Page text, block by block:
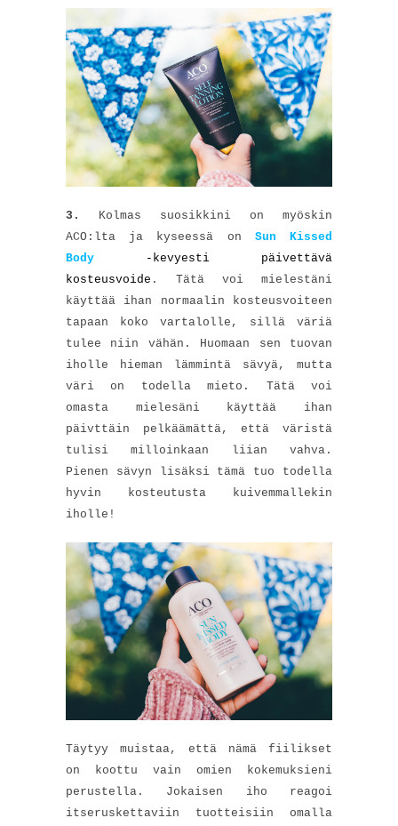
3.
Kolmas suosikkini on myöskin
ACO:lta ja kyseessä on Sun Kissed
Body
-kevyesti päivettävä
kosteusvoide . Tätä voi mielestäni
käyttää ihan normaalin kosteusvoiteen
tapaan koko vartalolle, sillä väriä
tulee niin vähän. Huomaan sen tuovan
iholle hieman lämmintä sävyä, mutta
väri on todella mieto. Tätä voi
omasta mielesäni käyttää ihan
päivttäin pelkäämättä, että väristä
tulisi milloinkaan liian vahva.
Pienen sävyn lisäksi tämä tuo todella
hyvin kosteutusta kuivemmallekin
iholle!
Täytyy muistaa, että nämä fiilikset
on koottu vain omien kokemuksieni
perustella. Jokaisen iho reagoi
itseruskettaviin tuotteisiin omalla